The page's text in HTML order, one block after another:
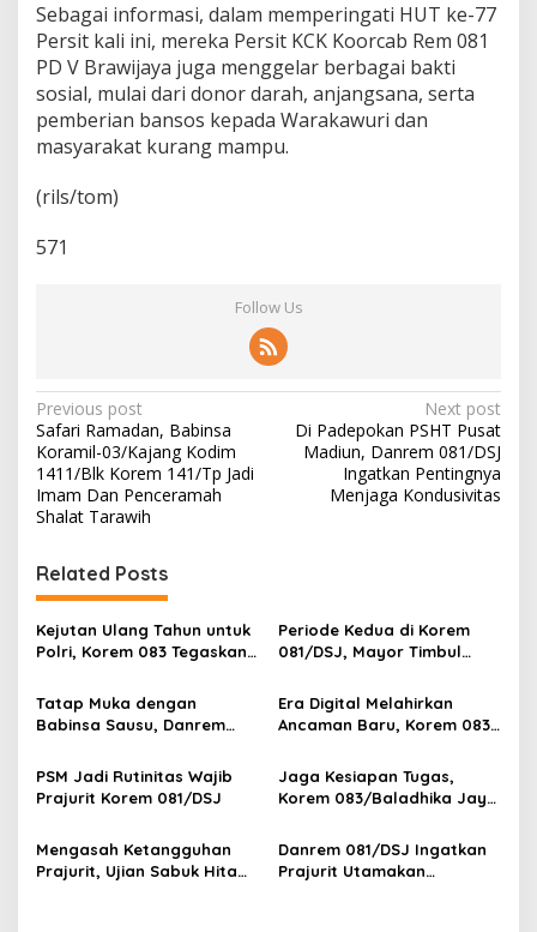
Sebagai informasi, dalam memperingati HUT ke-77
Persit kali ini, mereka Persit KCK Koorcab Rem 081
PD V Brawijaya juga menggelar berbagai bakti
sosial, mulai dari donor darah, anjangsana, serta
pemberian bansos kepada Warakawuri dan
masyarakat kurang mampu.
(rils/tom)
571
Follow Us
P
o
s
t
a
v
i
a
i
n
Previous post
Safari Ramadan, Babinsa
Koramil-03/Kajang Kodim
1411/Blk Korem 141/Tp Jadi
Imam Dan Penceramah
Shalat Tarawih
Next post
Di Padepokan PSHT Pusat
Madiun, Danrem 081/DSJ
Ingatkan Pentingnya
Menjaga Kondusivitas
Related Posts
Kejutan Ulang Tahun untuk
Polri, Korem 083 Tegaskan
Malang
Periode Kedua di Korem
081/DSJ, Mayor Timbul
Tatap Muka dengan
Babinsa Sausu, Danrem
Penting untuk Prajurit
Era Digital Melahirkan
Ancaman Baru, Korem 083
Ketahanan Bangsa
PSM Jadi Rutinitas Wajib
Prajurit Korem 081/DSJ
Jaga Kesiapan Tugas,
Korem 083/Baladhika Jaya
Prajurit
Mengasah Ketangguhan
Prajurit, Ujian Sabuk Hitam
Danrem 081/DSJ Ingatkan
Prajurit Utamakan